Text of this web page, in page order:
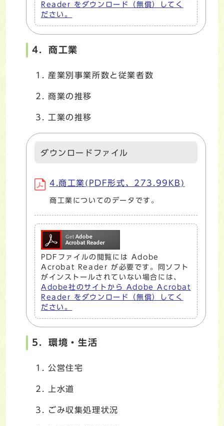
Reader をダウンロード（無償）してく
ださい。
4．商工業
産業別事業所数と従業者数
商業の推移
工業の推移
ダウンロードファイル
4.商工業(PDF形式、273.99KB)
商工業についてのデータです。
PDFファイルの閲覧には Adobe
Acrobat Reader が必要です。同ソフト
がインストールされていない場合には、
Adobe社のサイトから Adobe Acrobat
Reader をダウンロード（無償）してく
ださい。
5．環境・生活
公営住宅
上水道
ごみ収集処理状況